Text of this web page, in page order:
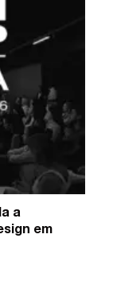
a
em